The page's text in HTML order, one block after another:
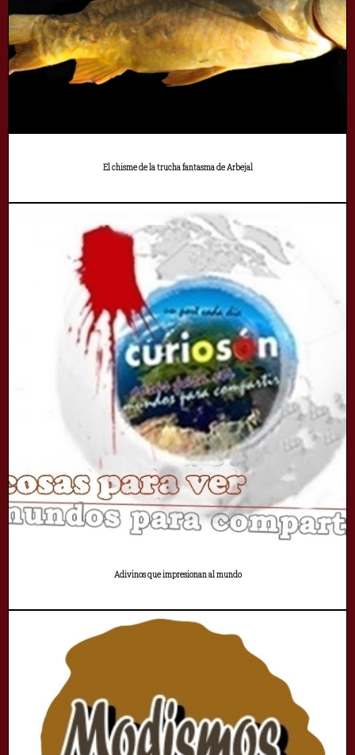
El chisme de la trucha fantasma de Arbejal
Adivinos que impresionan al mundo